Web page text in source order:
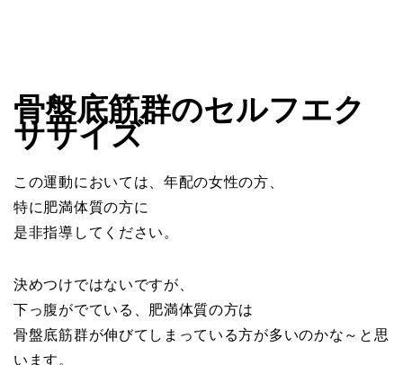
骨盤底筋群のセルフエク
ササイズ
この運動においては、年配の女性の方、
特に肥満体質の方に
是非指導してください。
決めつけではないですが、
下っ腹がでている、肥満体質の方は
骨盤底筋群が伸びてしまっている方が多いのかな～と思
います。